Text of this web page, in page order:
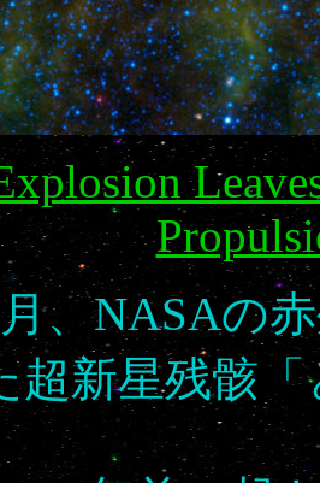
、NASAの
超新星残骸